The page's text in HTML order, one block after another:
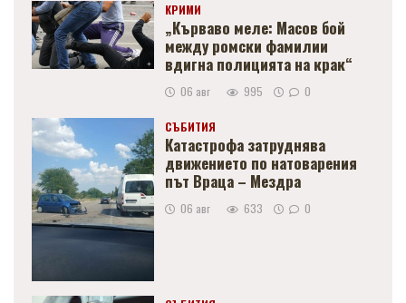
КРИМИ
„Кърваво меле: Масов бой
между ромски фамилии
вдигна полицията на крак“
06 авг 995 0
СЪБИТИЯ
Катастрофа затруднява
движението по натоварения
път Враца – Мездра
06 авг 633 0